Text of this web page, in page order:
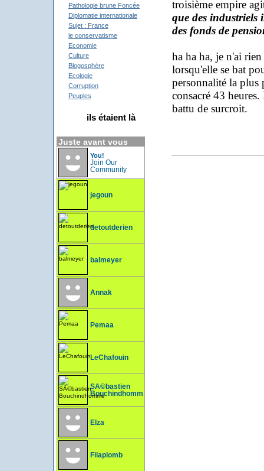
Pathologie brune Foncée
Diplomatie internationale
Sujet : France
le conservatisme
Economie
Culture
Blogosphère
Ecologie
Corruption
Peuples
ils étaient là
Juste avant vous
You!
Join Our
Community
jegoun
detoutderien
balmeyer
Annak
Pemaa
LeChafouin
SÃ©bastien
Bouchindhomme
Elza
Filaplomb
troisième empire
que des industriels
des fonds de
ha ha ha, je n'ai
lorsqu'elle se bat
personnalité la plus
consacré 43
battu de surcroit.